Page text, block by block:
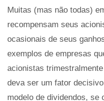
Muitas (mas não todas)
recompensam seus
ocasionais de seus
exemplos de empresas
acionistas
deva ser um fator
modelo de dividendos, se